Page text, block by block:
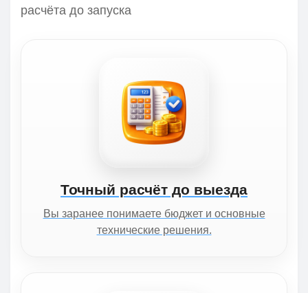
расчёта до запуска
Точный расчёт до выезда
Вы заранее понимаете бюджет и основные
технические решения.